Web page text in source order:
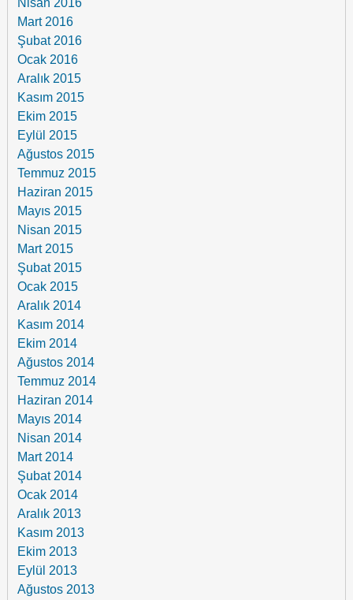
Nisan 2016
Mart 2016
Şubat 2016
Ocak 2016
Aralık 2015
Kasım 2015
Ekim 2015
Eylül 2015
Ağustos 2015
Temmuz 2015
Haziran 2015
Mayıs 2015
Nisan 2015
Mart 2015
Şubat 2015
Ocak 2015
Aralık 2014
Kasım 2014
Ekim 2014
Ağustos 2014
Temmuz 2014
Haziran 2014
Mayıs 2014
Nisan 2014
Mart 2014
Şubat 2014
Ocak 2014
Aralık 2013
Kasım 2013
Ekim 2013
Eylül 2013
Ağustos 2013